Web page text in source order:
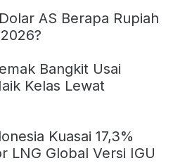
AS Berapa Rupiah
Bangkit Usai
Kelas Lewat
Kuasai 17,3%
LNG Global Versi IGU